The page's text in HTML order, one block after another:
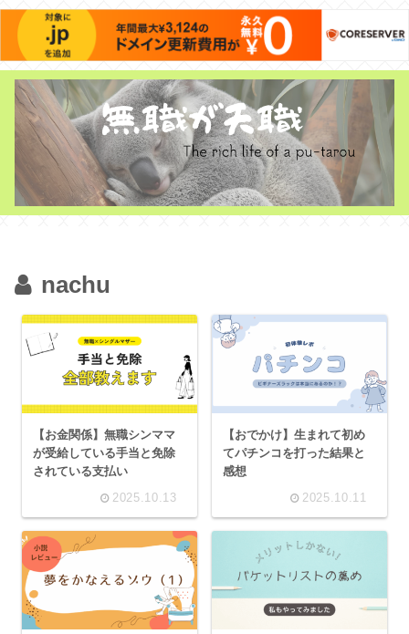
nachu
【お金関係】無職シンママ
が受給している手当と免除
されている支払い
2025.10.13
【おでかけ】生まれて初め
てパチンコを打った結果と
感想
2025.10.11